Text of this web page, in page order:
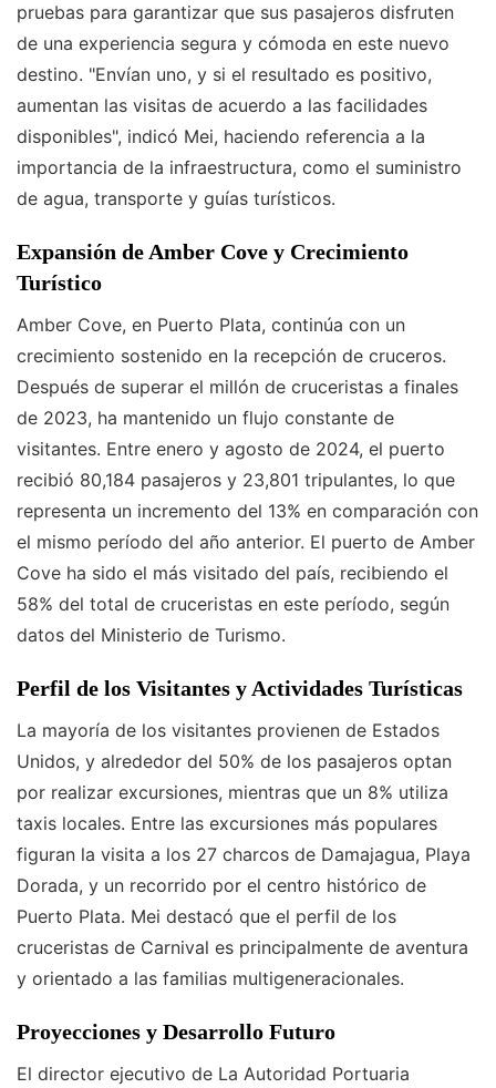
pruebas para garantizar que sus pasajeros disfruten
de una experiencia segura y cómoda en este nuevo
destino. "Envían uno, y si el resultado es positivo,
aumentan las visitas de acuerdo a las facilidades
disponibles", indicó Mei, haciendo referencia a la
importancia de la infraestructura, como el suministro
de agua, transporte y guías turísticos.
Expansión de Amber Cove y Crecimiento
Turístico
Amber Cove, en Puerto Plata, continúa con un
crecimiento sostenido en la recepción de cruceros.
Después de superar el millón de cruceristas a finales
de 2023, ha mantenido un flujo constante de
visitantes. Entre enero y agosto de 2024, el puerto
recibió 80,184 pasajeros y 23,801 tripulantes, lo que
representa un incremento del 13% en comparación con
el mismo período del año anterior. El puerto de Amber
Cove ha sido el más visitado del país, recibiendo el
58% del total de cruceristas en este período, según
datos del Ministerio de Turismo.
Perfil de los Visitantes y Actividades Turísticas
La mayoría de los visitantes provienen de Estados
Unidos, y alrededor del 50% de los pasajeros optan
por realizar excursiones, mientras que un 8% utiliza
taxis locales. Entre las excursiones más populares
figuran la visita a los 27 charcos de Damajagua, Playa
Dorada, y un recorrido por el centro histórico de
Puerto Plata. Mei destacó que el perfil de los
cruceristas de Carnival es principalmente de aventura
y orientado a las familias multigeneracionales.
Proyecciones y Desarrollo Futuro
El director ejecutivo de La Autoridad Portuaria